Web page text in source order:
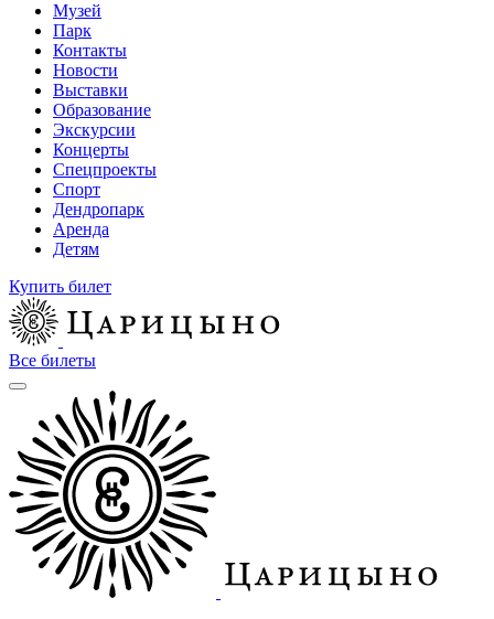
Музей
Парк
Контакты
Новости
Выставки
Образование
Экскурсии
Концерты
Спецпроекты
Спорт
Дендропарк
Аренда
Детям
Купить билет
Все билеты